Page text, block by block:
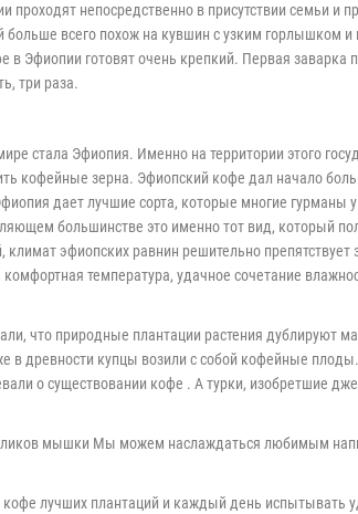
проходят непосредственно в присутствии
больше всего похож на кувшин с узким горлышком
Эфиопии готовят очень крепкий. Первая заварка
три раза.
стала Эфиопия. Именно на территории этого
кофейные зерна. Эфиопский кофе дал начало
дает лучшие сорта, которые многие
большинстве это именно тот вид, который
эфиопских равнин решительно
температура, удачное сочетание
что природные плантации растения дублируют
в древности купцы возили с собой кофейные
о существовании кофе . А турки, изобретшие
мышки Мы можем наслаждаться любимым
лучших плантаций и каждый день испытывать